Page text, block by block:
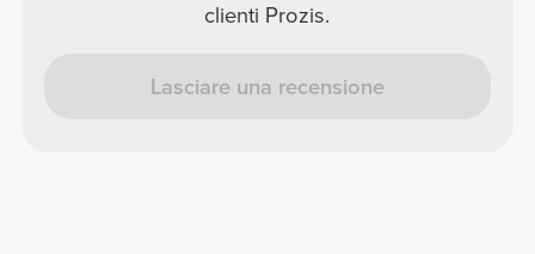
clienti Prozis.
Lasciare una recensione